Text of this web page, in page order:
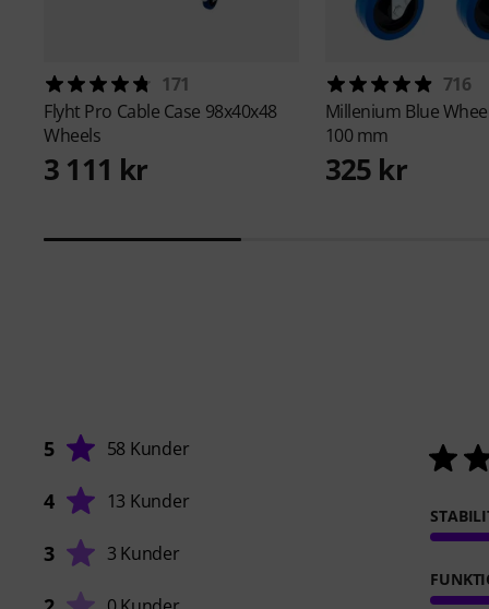
171
Flyht Pro Cable Case 98x40x48
Wheels
3 111 kr
716
Millenium Blue
100 mm
325 kr
5 58 Kunder
4 13 Kunder
3 3 Kunder